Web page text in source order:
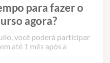
para fazer o
agora?
você poderá participar
até 1 mês após a